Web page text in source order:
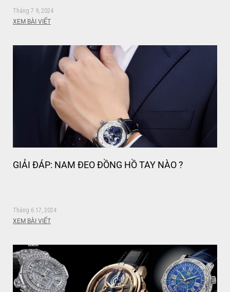
Tháng 7 9, 2024
XEM BÀI VIẾT
GIẢI ĐÁP: NAM ĐEO ĐỒNG HỒ TAY NÀO ?
Tháng 6 17, 2024
XEM BÀI VIẾT